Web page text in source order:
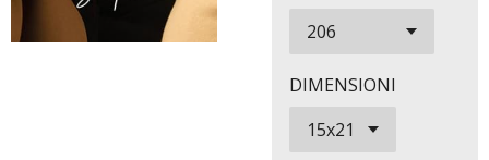
DIMENSIONI